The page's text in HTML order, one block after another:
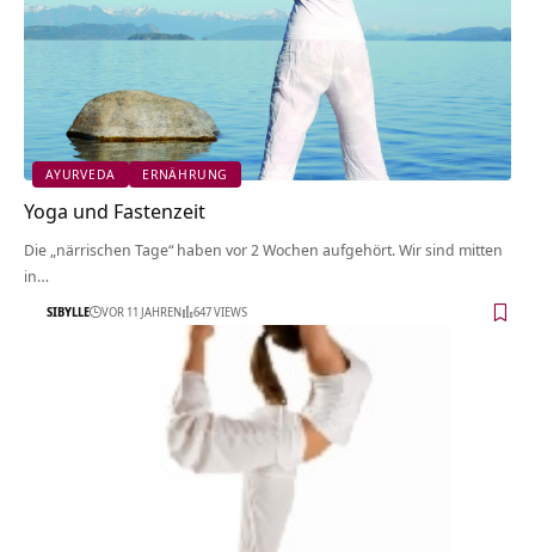
AYURVEDA ERNÄHRUNG
Yoga und Fastenzeit
Die „närrischen Tage“ haben vor 2 Wochen aufgehört. Wir sind mitten
in…
SIBYLLE VOR 11 JAHREN 647 VIEWS